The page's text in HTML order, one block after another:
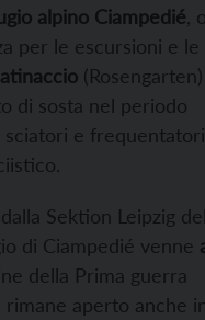
alpino Ciampedié
per le escursioni e le
di sosta nel periodo
sciatori e
Sektion Leipzig del
di Ciampedié venne
della Prima guerra
rimane aperto anche